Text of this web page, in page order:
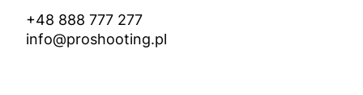
+48 888 777 277
info@proshooting.pl